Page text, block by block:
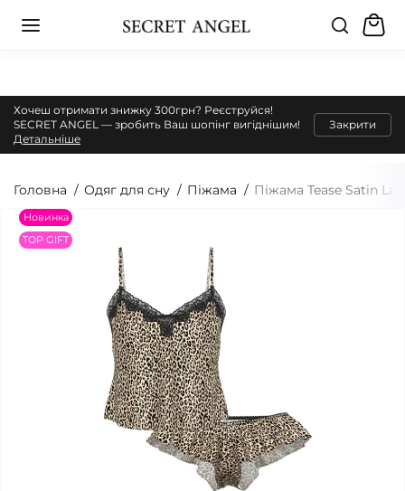
Хочеш отримати знижку 300грн? Реєструйся!
SECRET ANGEL — зробить Ваш шопінг вигіднішим!
Детальніше
Закрити
Головна Одяг для сну Піжама Піжама Tease Satin
Новинка
TOP GIFT